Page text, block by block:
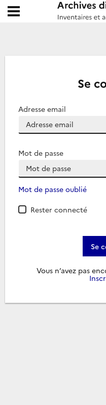
Archives
Ouvrir le menu déroulant
Se
Adresse email
Mot de passe
Mot de passe oublié
Rester connecté
Se
Vous n’avez pas